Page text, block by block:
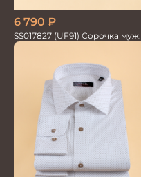
6 790 ₽
SS017827 (UF91) Сорочка муж.
дл. рук. GROSTYLE TRENDY